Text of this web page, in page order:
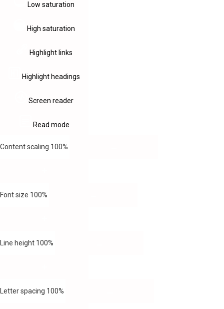
Low saturation
High saturation
Highlight links
Highlight headings
Screen reader
Read mode
Content scaling 100%
Font size 100%
Line height 100%
Letter spacing 100%